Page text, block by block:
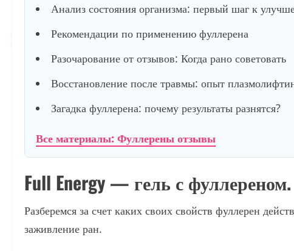
Анализ состояния организма: первый шаг к
Рекомендации по применению фуллерена
Разочарование от отзывов: Когда рано советовать
Восстановление после травмы: опыт
Загадка фуллерена: почему результаты разнятся?
Все материалы: Фуллерены отзывы
Full Energy — гель с фуллереном.
Разберемся за счет каких своих свойств фуллерен
заживление ран.